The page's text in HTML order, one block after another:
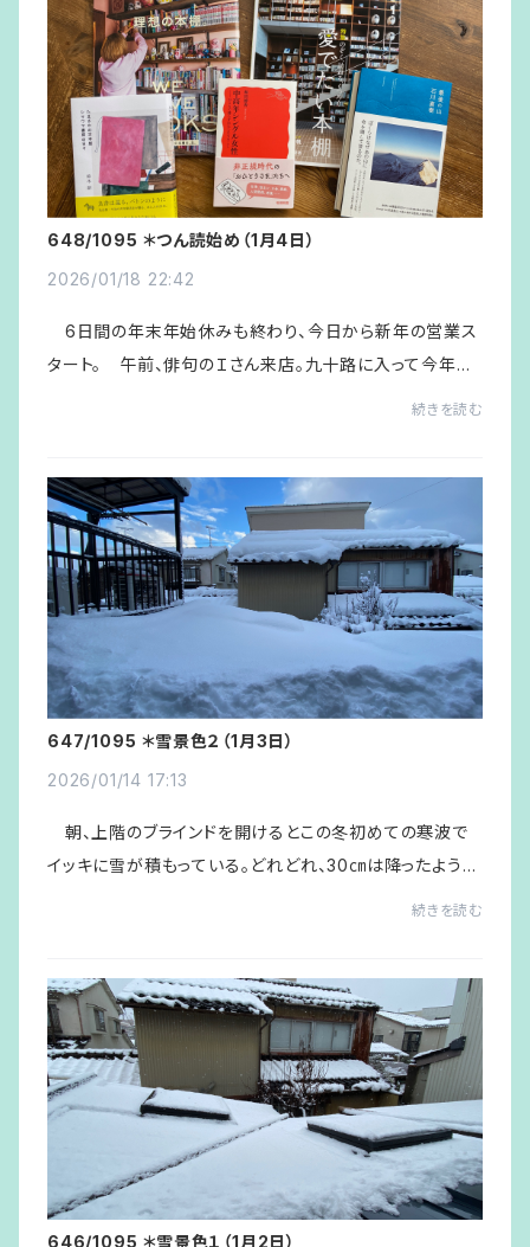
648/1095 ＊つん読始め（1月4日）
2026/01/18 22:42
6日間の年末年始休みも終わり、今日から新年の営業ス
タート。 午前、俳句のＩさん来店。九十路に入って今年も
続きを読む
647/1095 ＊雪景色２（1月3日）
2026/01/14 17:13
朝、上階のブラインドを開けるとこの冬初めての寒波で
イッキに雪が積もっている。どれどれ、30㎝は降ったよう
続きを読む
646/1095 ＊雪景色１（1月2日）